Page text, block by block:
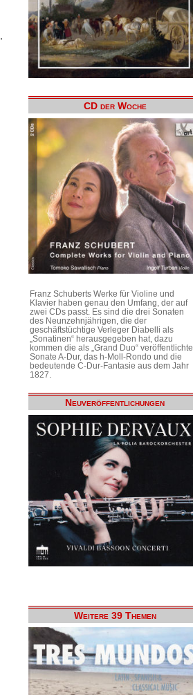
CD der Woche
Franz Schuberts Werke für Violine und
Klavier haben genau den Umfang, der auf
zwei CDs passt. Es sind die drei Sonaten
des Neunzehnjährigen, die der
geschäftstüchtige Verleger Diabelli als
„Sonatinen“ herausgegeben hat, dazu
kommen die als „Grand Duo“ veröffentlichte
Sonate A-Dur, das h-Moll-Rondo und die
bedeutende C-Dur-Fantasie aus dem Jahr
1827.
Neuveröffentlichungen
Weitere 39 Themen